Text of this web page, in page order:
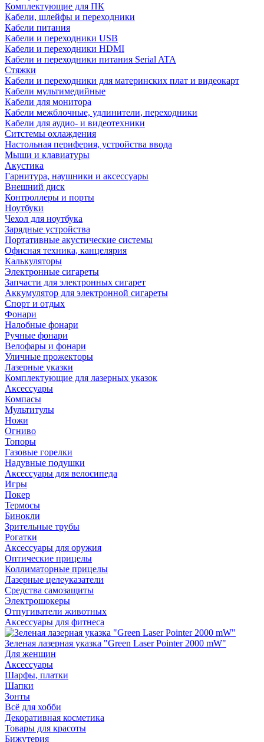
Комплектующие для ПК
Кабели, шлейфы и переходники
Кабели питания
Кабели и переходники USB
Кабели и переходники HDMI
Кабели и переходники питания Serial ATA
Стяжки
Кабели и переходники для материнских плат и видеокарт
Кабели мультимедийные
Кабели для монитора
Кабели межблочные, удлинители, переходники
Кабели для аудио- и видеотехники
Ситстемы охлаждения
Настольная периферия, устройства ввода
Мыши и клавиатуры
Акустика
Гарнитура, наушники и аксессуары
Внешний диск
Контроллеры и порты
Ноутбуки
Чехол для ноутбука
Зарядные устройства
Портативные акустические системы
Офисная техника, канцелярия
Калькуляторы
Электронные сигареты
Запчасти для электронных сигарет
Аккумулятор для электронной сигареты
Спорт и отдых
Фонари
Налобные фонари
Ручные фонари
Велофары и фонари
Уличные прожекторы
Лазерные указки
Комплектующие для лазерных указок
Аксессуары
Компасы
Мультитулы
Ножи
Огниво
Топоры
Газовые горелки
Надувные подушки
Аксессуары для велосипеда
Игры
Покер
Термосы
Бинокли
Зрительные трубы
Рогатки
Аксессуары для оружия
Оптические прицелы
Коллиматорные прицелы
Лазерные целеуказатели
Средства самозащиты
Электрошокеры
Отпугиватели животных
Аксессуары для фитнеса
Зеленая лазерная указка "Green Laser Pointer 2000 mW"
Для женщин
Аксессуары
Шарфы, платки
Шапки
Зонты
Всё для хобби
Декоративная косметика
Товары для красоты
Бижутерия